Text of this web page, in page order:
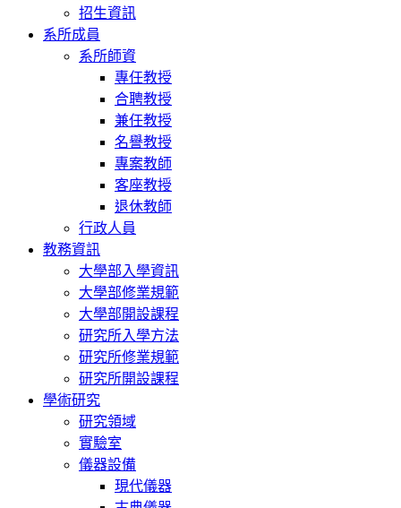
招生資訊
系所成員
系所師資
專任教授
合聘教授
兼任教授
名譽教授
專案教師
客座教授
退休教師
行政人員
教務資訊
大學部入學資訊
大學部修業規範
大學部開設課程
研究所入學方法
研究所修業規範
研究所開設課程
學術研究
研究領域
實驗室
儀器設備
現代儀器